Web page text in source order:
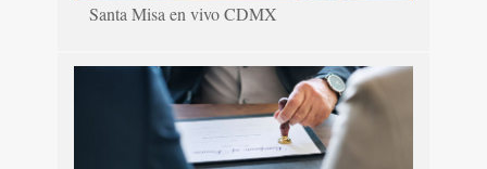
Santa Misa en vivo CDMX